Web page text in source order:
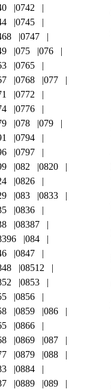
0742
0745
0747
075
076
0765
0768
077
0772
0776
078
079
0794
0797
082
0820
0826
083
0833
0836
08387
084
0847
08512
0853
0856
0859
086
0866
0869
087
0879
088
0884
0889
089